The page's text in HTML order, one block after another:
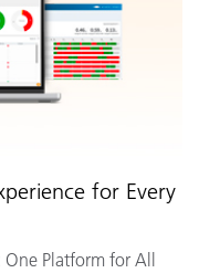
for Every
One Platform for All